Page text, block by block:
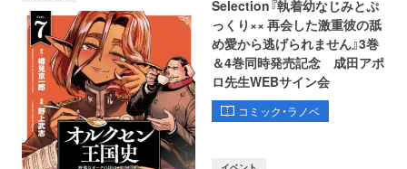
Selection『執着幼なじみとぷ
っくり×× 再会した激重彼の舐
め愛から逃げられません』3巻
＆4巻同時発売記念 成田アポ
ロ先生WEBサイン会
コミック・ラノベ